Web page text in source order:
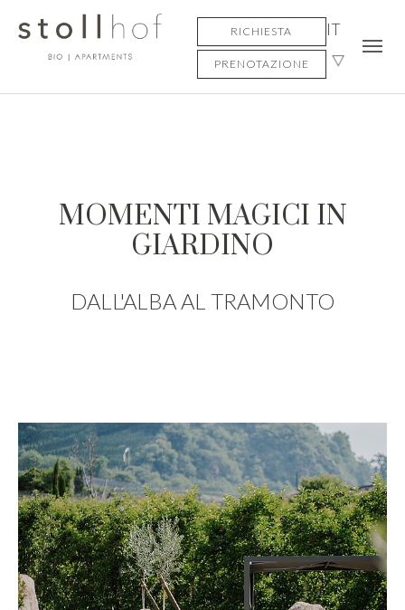
Skip to main content
Skip to page footer
RICHIESTA
PRENOTAZIONE
IT
MOMENTI MAGICI IN
GIARDINO
DALL'ALBA AL TRAMONTO